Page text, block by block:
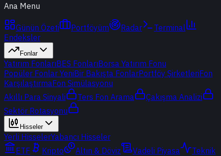
Ana Menu
Günün Özeti Portföyüm Radar
Terminal
Endeksler
Fonlar
Yatırım FonlarıBES FonlarıBorsa Yatırım Fonu
Popüler Fonlar YeniBir Bakışta FonlarPortföy ŞirketleriFon
KarşılaştırmaFon Simülasyonu
Akıllı Para Sinyali
Ters Fon Arama
Çakışma Analizi
Sektör Rotasyonu
Hisseler
Yerli HisselerYabancı Hisseler
ETF
Kripto Altın & Döviz Vadeli Piyasa
Teknik